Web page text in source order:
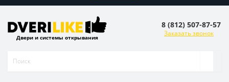
Двери и системы открывания
8 (812) 507-87-57
Заказать звонок